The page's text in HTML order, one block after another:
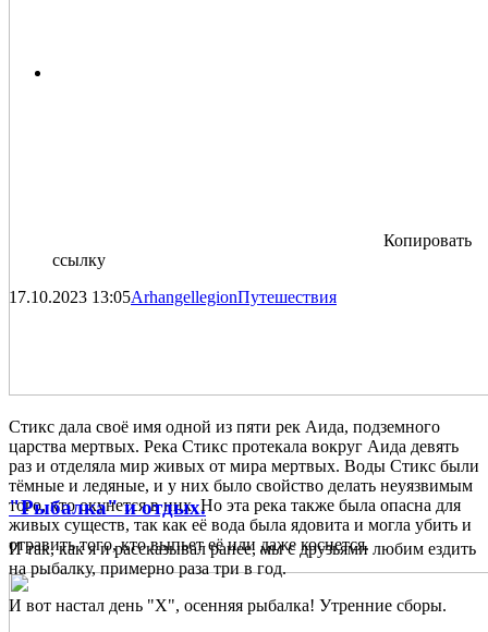
Стикс дала своё имя одной из пяти рек Аида, подземного
царства мертвых. Река Стикс протекала вокруг Аида девять
раз и отделяла мир живых от мира мертвых. Воды Стикс были
тёмные и ледяные, и у них было свойство делать неуязвимым
того, кто окунется в них. Но эта река также была опасна для
живых существ, так как её вода была ядовита и могла убить и
отравить того, кто выпьет её или даже коснется.
Копировать
ссылку
17.10.2023 13:05ArhangellegionПутешествия
"Рыбалка" и отдых.
И так, как я и рассказывал ранее, мы с друзьями любим ездить
на рыбалку, примерно раза три в год.
И вот настал день "Х", осенняя рыбалка! Утренние сборы.